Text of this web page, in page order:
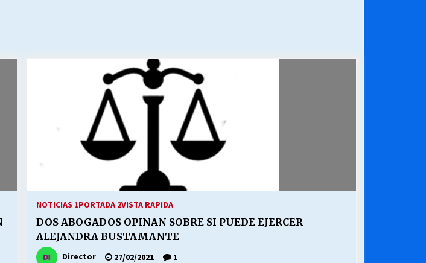
hospitalaria El Carmen de
HONORARIOS,
Releyendo la Rerum Novarum a 135
años. “La cuestión social hoy”.
NOTICIAS 1PORTADA 2VISTA RAPIDA
DOS ABOGADOS OPINAN SOBRE SI PUEDE EJERCER
Director 27/02/2021 1